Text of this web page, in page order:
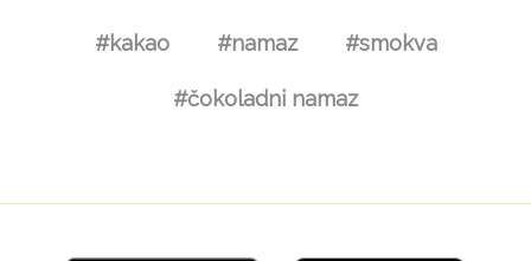
#kakao #namaz #smokva
#čokoladni namaz